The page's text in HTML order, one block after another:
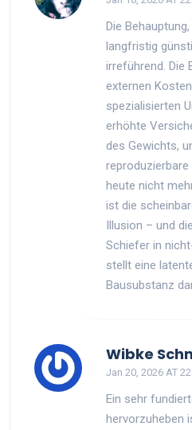
Die
langfristig
irreführend. Die
externen
spezialisierten
erhöhte
des Gewichts,
reproduzierbare
heute nicht
ist die
Illusion – und
Schiefer in
stellt eine
Bausubstanz
Wibke
Jan 20, 2026 AT
Ein sehr
hervorzuheben